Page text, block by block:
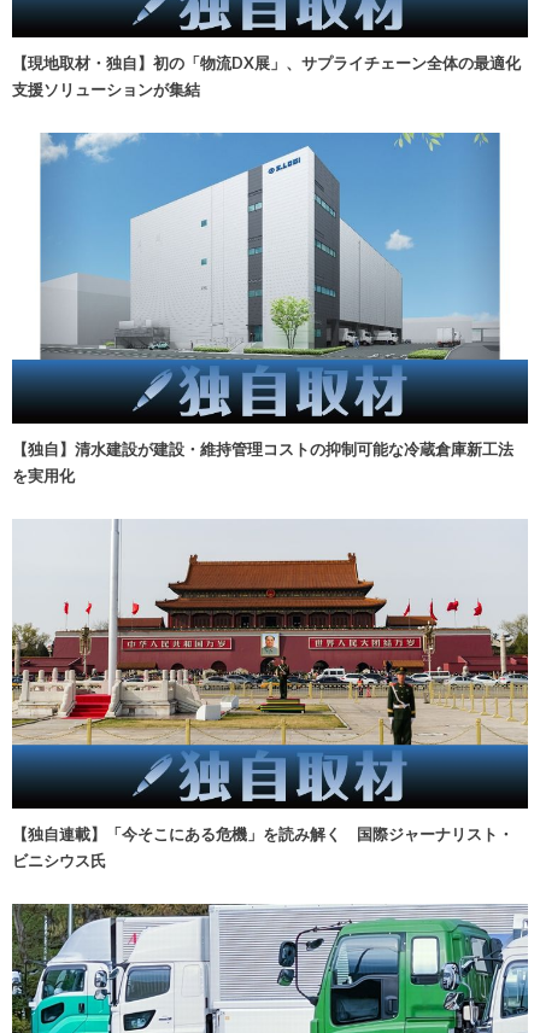
【現地取材・独自】初の「物流DX展」、サプライチェーン全体の最適化
支援ソリューションが集結
【独自】清水建設が建設・維持管理コストの抑制可能な冷蔵倉庫新工法
を実用化
【独自連載】「今そこにある危機」を読み解く 国際ジャーナリスト・
ビニシウス氏